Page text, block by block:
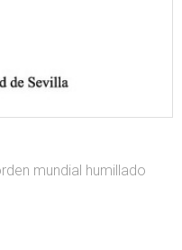
mundial humillado